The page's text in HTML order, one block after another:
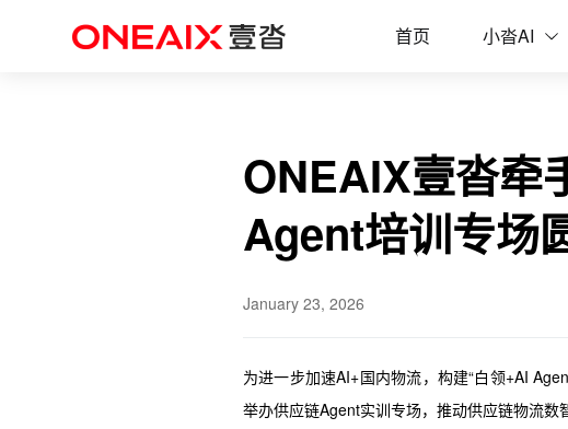
首页 小沓AI
首页 新闻动态 ONEAIX壹沓牵手虹迪科技：2026首场供应链
ONEAIX壹沓牵
Agent培训专场
January 23, 2026
为进一步加速AI+国内物流，构建“白领+AI
举办供应链Agent实训专场，推动供应链物流